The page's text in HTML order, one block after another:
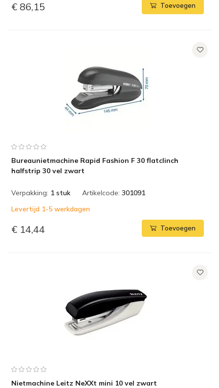
€ 86,15 Toevoegen
Bureaunietmachine Rapid Fashion F 30 flatclinch
halfstrip 30 vel zwart
Verpakking: 1 stuk Artikelcode: 301091
Levertijd 1-5 werkdagen
€ 14,44 Toevoegen
Nietmachine Leitz NeXXt mini 10 vel zwart